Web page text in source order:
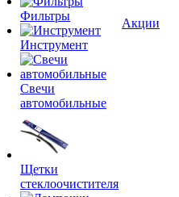
Фильтры
Инструмент
Свечи
автомобильные
Щетки
стеклоочистителя
Акции